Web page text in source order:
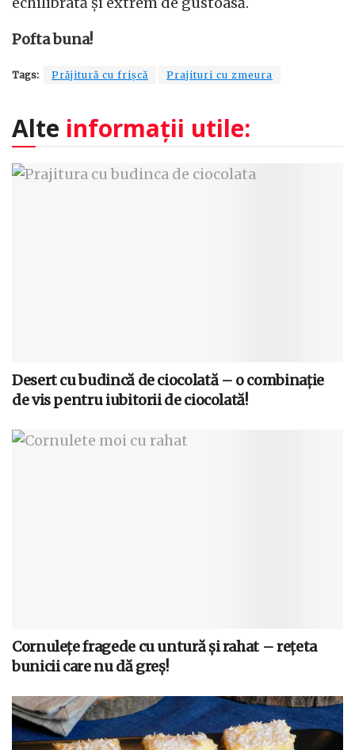
Pofta buna!
Tags: Prăjitură cu frișcă Prajituri cu zmeura
Alte informații utile:
Desert cu budincă de ciocolată – o combinație
de vis pentru iubitorii de ciocolată!
Cornulețe fragede cu untură și rahat – rețeta
bunicii care nu dă greș!